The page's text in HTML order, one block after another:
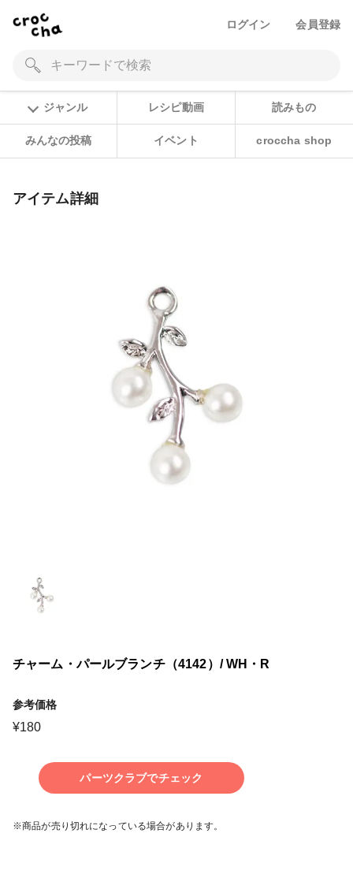
ログイン 会員登録
ジャンル レシピ動画 読みもの
みんなの投稿 イベント croccha shop
アイテム詳細
チャーム・パールブランチ（4142）/ WH・R
参考価格
¥180
パーツクラブでチェック
※商品が売り切れになっている場合があります。